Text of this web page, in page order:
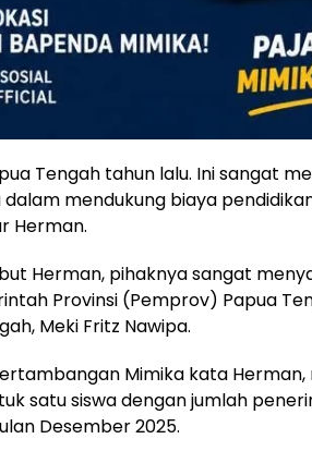
Tengah tahun lalu. Ini sangat
mendukung biaya
Herman.
Herman, pihaknya sangat
Provinsi (Pemprov) Papua
Meki Fritz Nawipa.
Mimika kata
satu siswa dengan jumlah
Desember 2025.